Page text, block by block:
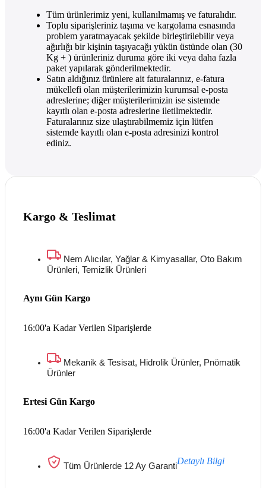
Tüm ürünlerimiz yeni, kullanılmamış ve faturalıdır.
Toplu siparişleriniz taşıma ve kargolama esnasında
problem yaratmayacak şekilde birleştirilebilir veya
ağırlığı bir kişinin taşıyacağı yükün üstünde olan (30
Kg + ) ürünleriniz duruma göre iki veya daha fazla
paket yapılarak gönderilmektedir.
Satın aldığınız ürünlere ait faturalarınız, e-fatura
mükellefi olan müşterilerimizin kurumsal e-posta
adreslerine; diğer müşterilerimizin ise sistemde
kayıtlı olan e-posta adreslerine iletilmektedir.
Faturalarınız size ulaştırabilmemiz için lütfen
sistemde kayıtlı olan e-posta adresinizi kontrol
ediniz.
Kargo & Teslimat
Nem Alıcılar, Yağlar & Kimyasallar, Oto Bakım
Ürünleri, Temizlik Ürünleri
16:00'a Kadar Verilen Siparişlerde
Aynı Gün Kargo
Mekanik & Tesisat, Hidrolik Ürünler, Pnömatik
Ürünler
16:00'a Kadar Verilen Siparişlerde
Ertesi Gün Kargo
Tüm Ürünlerde 12 Ay GarantiDetaylı Bilgi